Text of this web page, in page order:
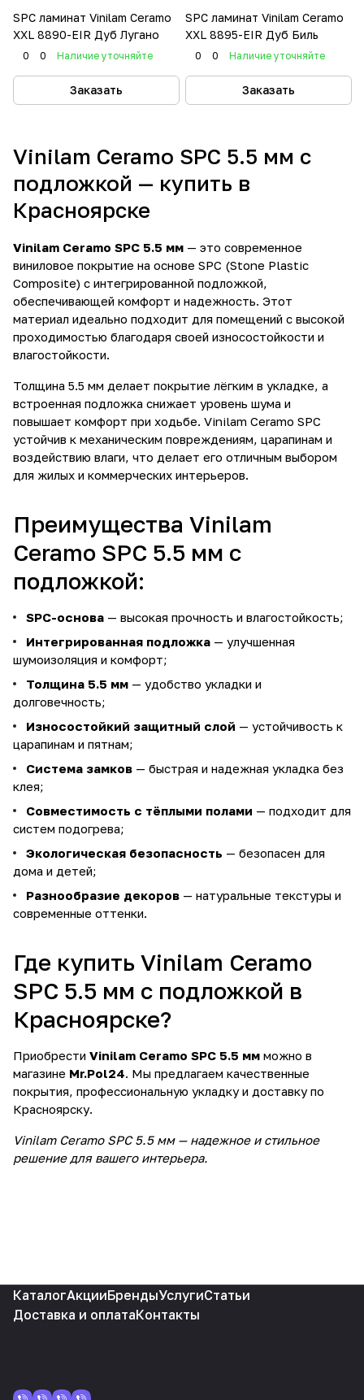
SPC ламинат Vinilam Ceramo
XXL 8890-EIR Дуб Лугано
0 0 Наличие уточняйте
Заказать
SPC ламинат Vinilam Ceramo
XXL 8895-EIR Дуб Биль
0 0 Наличие уточняйте
Заказать
Vinilam Ceramo SPC 5.5 мм с
подложкой — купить в
Красноярске
Vinilam Ceramo SPC 5.5 мм — это современное
виниловое покрытие на основе SPC (Stone Plastic
Composite) с интегрированной подложкой,
обеспечивающей комфорт и надежность. Этот
материал идеально подходит для помещений с высокой
проходимостью благодаря своей износостойкости и
влагостойкости.
Толщина 5.5 мм делает покрытие лёгким в укладке, а
встроенная подложка снижает уровень шума и
повышает комфорт при ходьбе. Vinilam Ceramo SPC
устойчив к механическим повреждениям, царапинам и
воздействию влаги, что делает его отличным выбором
для жилых и коммерческих интерьеров.
Преимущества Vinilam
Ceramo SPC 5.5 мм с
подложкой:
SPC-основа — высокая прочность и влагостойкость;
Интегрированная подложка — улучшенная
шумоизоляция и комфорт;
Толщина 5.5 мм — удобство укладки и
долговечность;
Износостойкий защитный слой — устойчивость к
царапинам и пятнам;
Система замков — быстрая и надежная укладка без
клея;
Совместимость с тёплыми полами — подходит для
систем подогрева;
Экологическая безопасность — безопасен для
дома и детей;
Разнообразие декоров — натуральные текстуры и
современные оттенки.
Где купить Vinilam Ceramo
SPC 5.5 мм с подложкой в
Красноярске?
Приобрести Vinilam Ceramo SPC 5.5 мм можно в
магазине Mr.Pol24. Мы предлагаем качественные
покрытия, профессиональную укладку и доставку по
Красноярску.
Vinilam Ceramo SPC 5.5 мм — надежное и стильное
решение для вашего интерьера.
КаталогАкцииБрендыУслугиСтатьи
Доставка и оплатаКонтакты